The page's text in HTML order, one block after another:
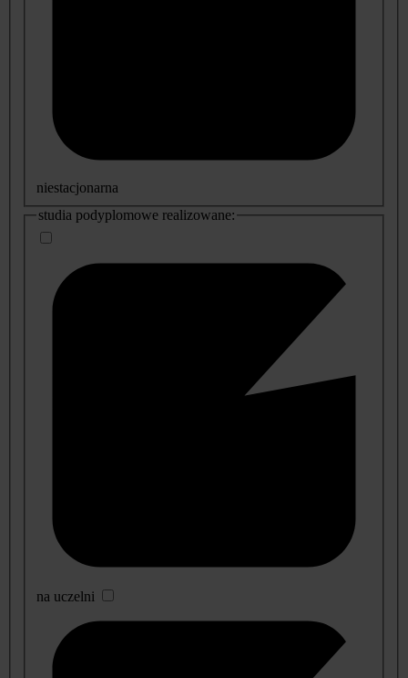
niestacjonarna
studia podyplomowe realizowane:
na uczelni